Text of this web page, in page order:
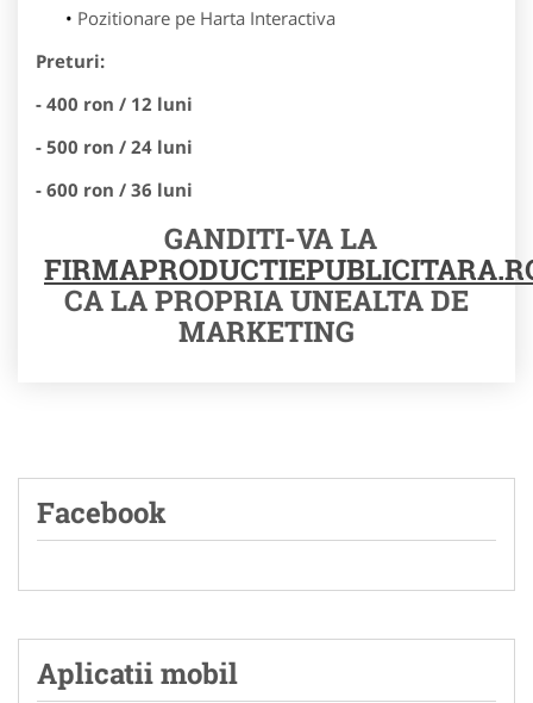
Pozitionare pe Harta Interactiva
Preturi:
- 400 ron / 12 luni
- 500 ron / 24 luni
- 600 ron / 36 luni
GANDITI-VA LA
CA LA PROPRIA UNEALTA DE
MARKETING
Facebook
Aplicatii mobil